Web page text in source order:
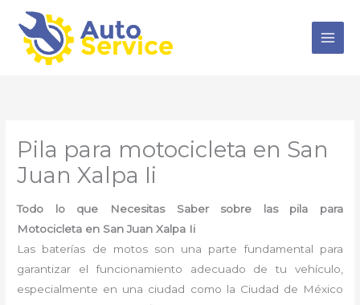
contenido
Pila para motocicleta en San
Juan Xalpa Ii
Todo lo que Necesitas Saber sobre las pila para
Motocicleta en San Juan Xalpa Ii
Las baterías de motos son una parte fundamental para
garantizar el funcionamiento adecuado de tu vehículo,
especialmente en una ciudad como la Ciudad de México